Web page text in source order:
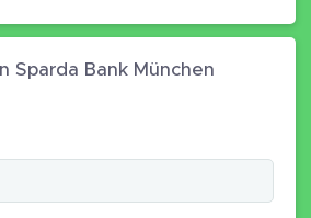
Sparda Bank München